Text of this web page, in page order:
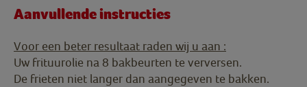
Aanvullende instructies
Voor een beter resultaat raden wij u aan :
Uw frituurolie na 8 bakbeurten te verversen.
De frieten niet langer dan aangegeven te bakken.